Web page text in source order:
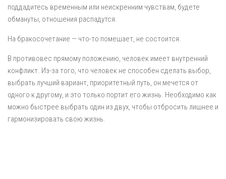
поддадитесь временным или неискренним чувствам, будете
обмануты, отношения распадутся.
На бракосочетание — что-то помешает, не состоится.
В противовес прямому положению, человек имеет внутренний
конфликт. Из-за того, что человек не способен сделать выбор,
выбрать лучший вариант, приоритетный путь, он мечется от
одного к другому, и это только портит его жизнь. Необходимо как
можно быстрее выбрать один из двух, чтобы отбросить лишнее и
гармонизировать свою жизнь.